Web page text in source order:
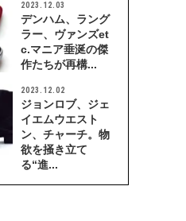
2023.12.03
デンハム、ラング
ラー、ヴァンズet
c.マニア垂涎の傑
作たちが再構...
2023.12.02
ジョンロブ、ジェ
イエムウエスト
ン、チャーチ。物
欲を掻き立て
る“進...